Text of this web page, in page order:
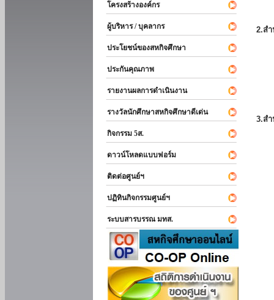
โครงสร้างองค์กร
ผู้บริหาร / บุคลากร
ประโยชน์ของสหกิจศึกษา
ประกันคุณภาพ
รายงานผลการดำเนินงาน
รางวัลนักศึกษาสหกิจศึกษาดีเด่น
กิจกรรม 5ส.
ดาวน์โหลดแบบฟอร์ม
ติดต่อศูนย์ฯ
ปฏิทินกิจกรรมศูนย์ฯ
ระบบสารบรรณ มทส.
2.ส
3.ส